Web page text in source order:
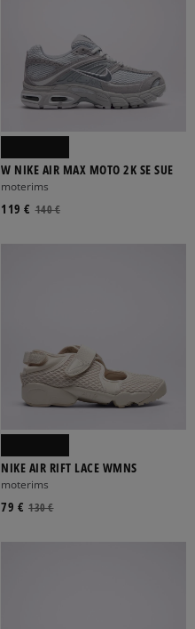
W NIKE AIR MAX MOTO 2K SE SUE
moterims
140 €
119 €
NIKE AIR RIFT LACE WMNS
moterims
130 €
79 €